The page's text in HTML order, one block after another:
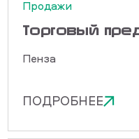
Продажи
Торговый
Пенза
ПОДРОБНЕЕ